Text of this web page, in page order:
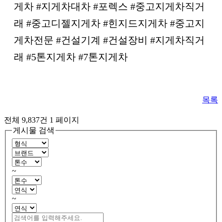
게차 #지게차대차 #포렉스 #중고지게차직거
래 #중고디젤지게차 #힌지드지게차 #중고지
게차전문 #건설기계 #건설장비 #지게차직거
래 #5톤지게차 #7톤지게차
목록
전체 9,837건 1 페이지
게시물 검색
~
~